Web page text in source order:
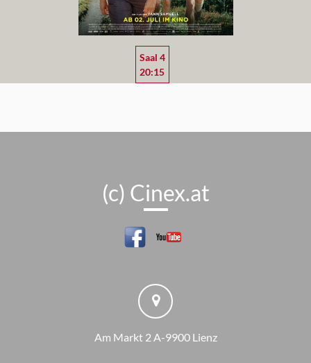
Saal 4
20:15
(c) Cinex.at
Am Markt 2 A-9900 Lienz